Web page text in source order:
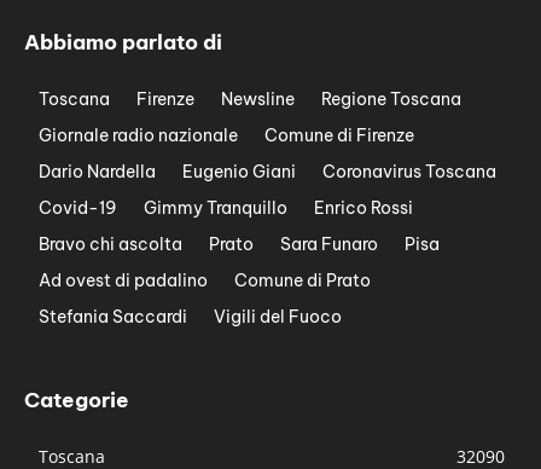
Abbiamo parlato di
Toscana Firenze Newsline
Regione Toscana
Giornale radio nazionale
Comune di Firenze
Dario Nardella
Eugenio Giani
Coronavirus Toscana
Covid-19
Gimmy Tranquillo
Enrico Rossi
Bravo chi ascolta
Prato Sara Funaro
Pisa
Ad ovest di padalino
Comune di Prato
Stefania Saccardi
Vigili del Fuoco
Categorie
Toscana
32090